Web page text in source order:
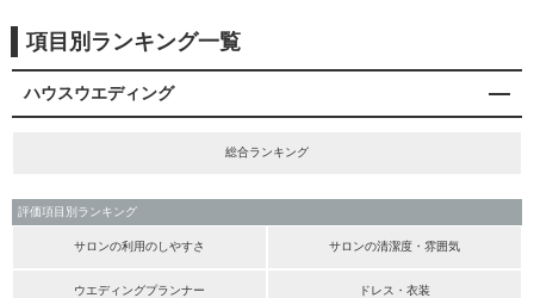
項目別ランキング一覧
ハウスウエディング
総合ランキング
評価項目別ランキング
サロンの利用のしやすさ サロンの清潔度・雰囲気
ウエディングプランナー ドレス・衣装